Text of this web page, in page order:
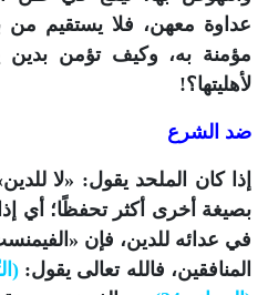
عداوة معهن، فلا يستقيم
مؤمنة به، وكيف تؤمن بدين
لأهليتها؟!
ضد الشرع
إذا كان الملحد يقول: «لا
بصيغة أخرى أكثر تحفظًا؛ أي
في عدائه للدين، فإن
المنافقين، فالله تعالى يقول: